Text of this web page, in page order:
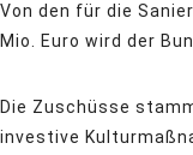
Von den für die
Mio. Euro wird der
Die Zuschüsse
investive